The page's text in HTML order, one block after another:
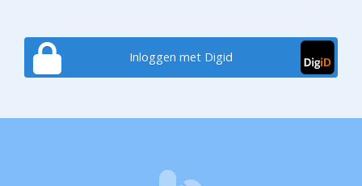
Inloggen met Digid